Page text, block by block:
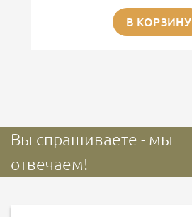
В КОРЗИНУ
Вы спрашиваете - мы
отвечаем!